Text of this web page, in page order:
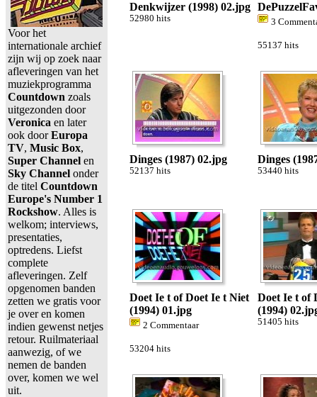
Voor het
internationale archief
zijn wij op zoek naar
afleveringen van het
muziekprogramma
Countdown zoals
uitgezonden door
Veronica en later
ook doorEuropa
TV, Music Box,
Super Channel en
Sky Channel onder
de titel Countdown
Europe's Number 1
Rockshow. Alles is
welkom; interviews,
presentaties,
optredens. Liefst
complete
afleveringen. Zelf
opgenomen banden
zetten we gratis voor
je over en komen
indien gewenst netjes
retour. Ruilmateriaal
aanwezig, of we
nemen de banden
over, komen we wel
uit.
Denkwijzer (1998) 02.jpg
52980 hits 3
55137 hits
Dinges (1987) 02.jpg
52137 hits
Dinges
53440 hits
Doet Ie t of Doet Ie t Niet
(1994) 01.jpg
2 Commentaar
53204 hits
Doet Ie t of
(1994)
51405 hits